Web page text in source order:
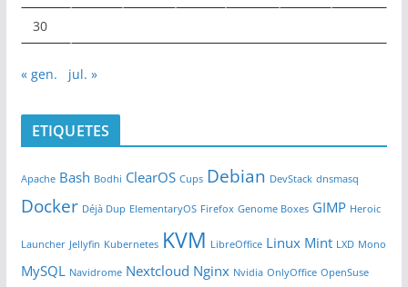
30
« gen. jul. »
ETIQUETES
Apache Bash Bodhi ClearOS Cups Debian DevStack dnsmasq
Docker Déjà Dup ElementaryOS Firefox Genome Boxes GIMP Heroic
Launcher Jellyfin Kubernetes KVM LibreOffice Linux Mint LXD Mono
MySQL Navidrome Nextcloud Nginx Nvidia OnlyOffice OpenSuse